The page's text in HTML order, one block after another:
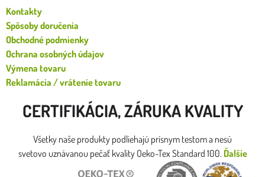
Kontakty
Spôsoby doručenia
Obchodné podmienky
Ochrana osobných údajov
Výmena tovaru
Reklamácia / vrátenie tovaru
CERTIFIKÁCIA, ZÁRUKA KVALITY
Všetky naše produkty podliehajú prísnym testom a nesú
svetovo uznávanou pečať kvality Oeko-Tex Standard 100. Ďalšie